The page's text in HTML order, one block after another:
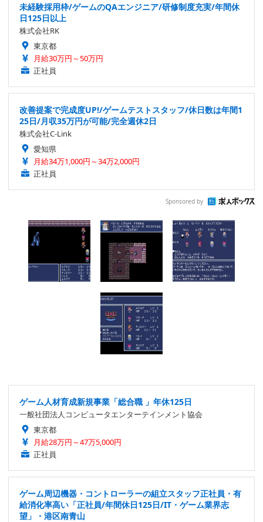
未経験採用枠/ゲームのQAエンジニア/研修制度充実/年間休
日125日以上
株式会社RK
東京都
月給30万円～50万円
正社員
改善提案で完成度UP!/ゲームテストスタッフ/休日数は年間1
25日/月収35万円が可能/完全週休2日
株式会社C-Link
愛知県
月給34万1,000円～34万2,000円
正社員
Sponsored by
ゲーム人材育成新規事業「総合職 」年休125日
一般社団法人コンピュータエンターテインメント協会
東京都
月給28万円～47万5,000円
正社員
ゲーム周辺機器・コントローラーの組立スタッフ正社員・有
給消化率高い「正社員/年間休日125日/IT・ゲーム業界志
望」・港区南青山